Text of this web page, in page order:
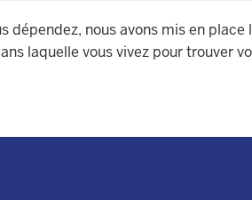
nous avons mis en
laquelle vous vivez pour trouver